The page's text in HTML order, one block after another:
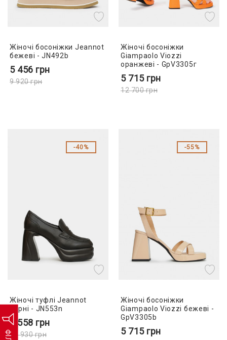
Жіночі босоніжки Jeannot
бежеві - JN492b
5 456 грн
9 920грн
Жіночі босоніжки
Giampaolo Viozzi
оранжеві - GpV3305г
5 715 грн
12 700грн
40%
Жіночі туфлі Jeannot
чорні - JN553n
6 558 грн
10 930грн
55%
Жіночі босоніжки
Giampaolo Viozzi бежеві -
GpV3305b
5 715 грн